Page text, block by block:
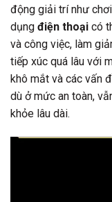
động giải trí như
dụng điện thoại có
và công việc, làm
tiếp xúc quá lâu với
khô mắt và các vấn
dù ở mức an toàn,
khỏe lâu dài.